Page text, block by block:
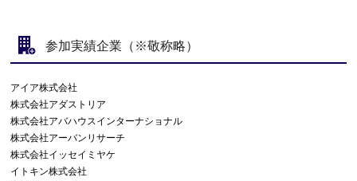
参加実績企業（※敬称略）
アイア株式会社
株式会社アダストリア
株式会社アバハウスインターナショナル
株式会社アーバンリサーチ
株式会社イッセイミヤケ
イトキン株式会社